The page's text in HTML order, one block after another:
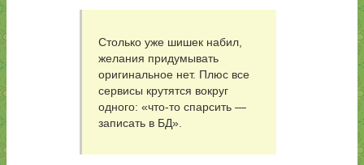
Столько уже шишек набил,
желания придумывать
оригинальное нет. Плюс все
сервисы крутятся вокруг
одного: «что-то спарсить —
записать в БД».